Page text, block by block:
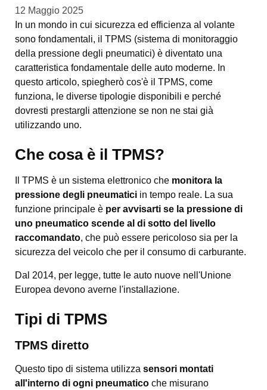
12 Maggio 2025
In un mondo in cui sicurezza ed efficienza al volante
sono fondamentali, il TPMS (sistema di monitoraggio
della pressione degli pneumatici) è diventato una
caratteristica fondamentale delle auto moderne. In
questo articolo, spiegherò cos'è il TPMS, come
funziona, le diverse tipologie disponibili e perché
dovresti prestargli attenzione se non ne stai già
utilizzando uno.
Che cosa è il TPMS?
Il TPMS è un sistema elettronico che monitora la
pressione degli pneumatici in tempo reale. La sua
funzione principale è per avvisarti se la pressione di
uno pneumatico scende al di sotto del livello
raccomandato, che può essere pericoloso sia per la
sicurezza del veicolo che per il consumo di carburante.
Dal 2014, per legge, tutte le auto nuove nell'Unione
Europea devono averne l'installazione.
Tipi di TPMS
TPMS diretto
Questo tipo di sistema utilizza sensori montati
all'interno di ogni pneumatico che misurano